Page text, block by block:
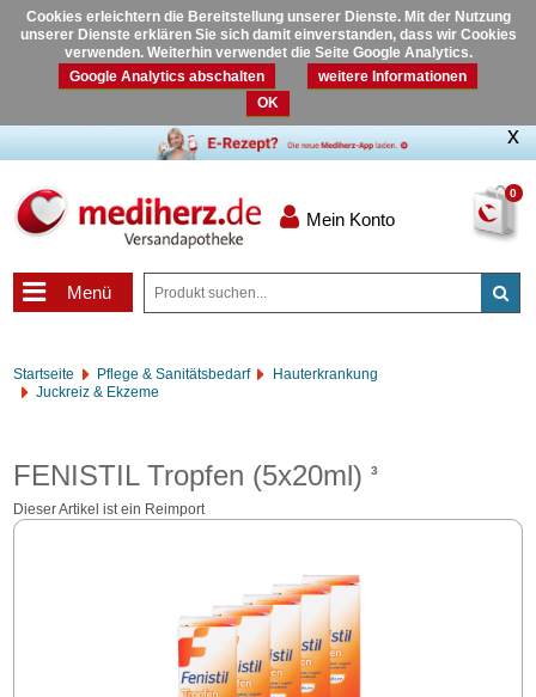
Cookies erleichtern die Bereitstellung unserer Dienste. Mit der Nutzung
unserer Dienste erklären Sie sich damit einverstanden, dass wir Cookies
verwenden. Weiterhin verwendet die Seite Google Analytics.
Google Analytics abschalten
weitere Informationen
OK
0
Mein Konto
Menü
Startseite Pflege & Sanitätsbedarf
Hauterkrankung
Juckreiz & Ekzeme
FENISTIL Tropfen (5x20ml)3
Dieser Artikel ist ein Reimport